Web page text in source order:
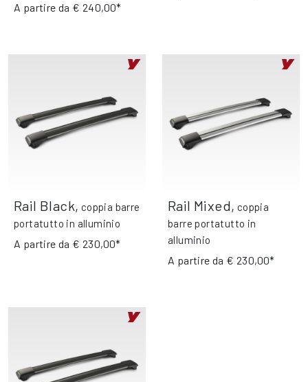
A partire da € 240,00*
Rail Black, coppia barre
portatutto in alluminio
A partire da € 230,00*
Rail Mixed, coppia
barre portatutto in
alluminio
A partire da € 230,00*